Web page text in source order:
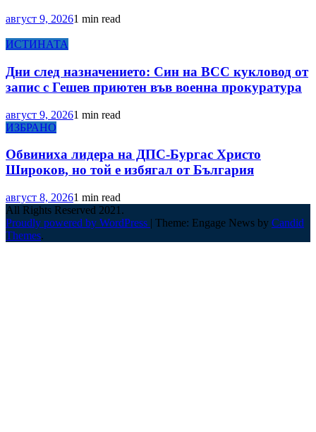
август 9, 20261 min read
ИСТИНАТА
Дни след назначението: Син на ВСС кукловод от
запис с Гешев приютен във военна прокуратура
август 9, 20261 min read
ИЗБРАНО
Обвиниха лидера на ДПС-Бургас Христо
Широков, но той е избягал от България
август 8, 20261 min read
All Rights Reserved 2021.
Proudly powered by WordPress | Theme: Engage News by Candid
Themes.